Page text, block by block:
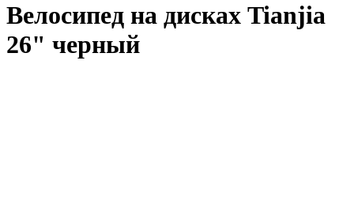
Велосипед на дисках Tianjia
26" черный